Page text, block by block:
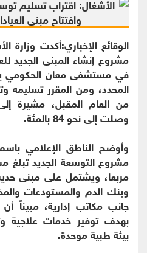
الوقائع الإخباري:أكدت وزارة
مشروع إنشاء المبنى الجديد
في مستشفى معان الحكومي
المحدد، ومن المقرر تسليمه
من العام المقبل، مشيرة
وصلت إلى نحو 84 بالمئة.
وأوضح الناطق الإعلامي
مربعا، ويشتمل على مبنى
وبنك الدم والمستودعات
جانب مكاتب إدارية، مبيناً
بهدف توفير خدمات
بيئة طبية موحدة.